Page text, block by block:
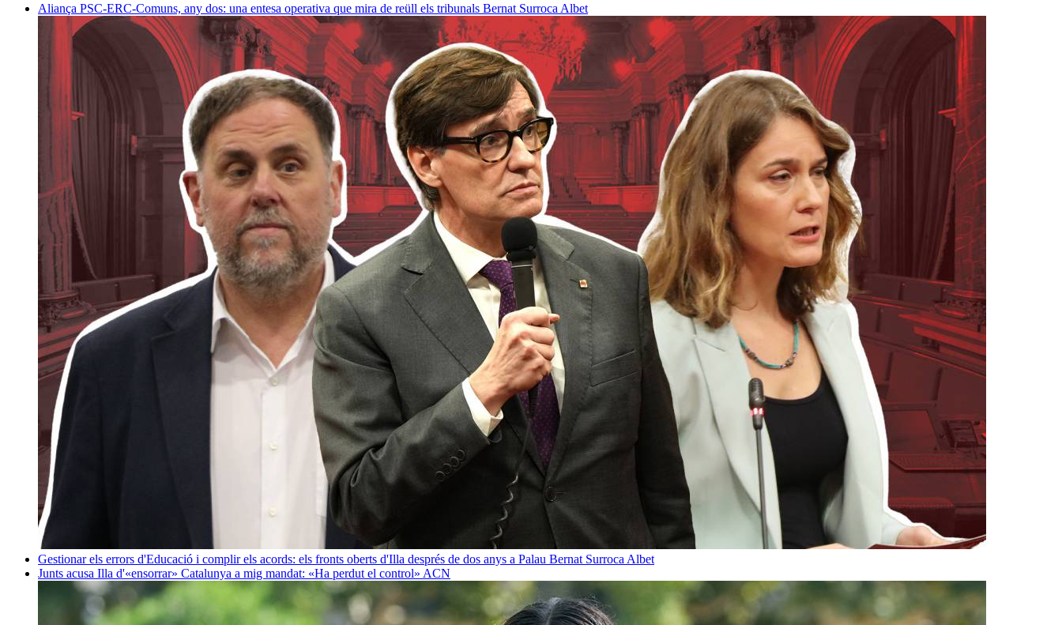
Aliança PSC-ERC-Comuns, any dos: una entesa operativa que mira de reüll els tribunals Bernat Surroca Albet
Gestionar els errors d'Educació i complir els acords: els fronts oberts d'Illa després de dos anys a Palau Bernat Surroca Albet
Junts acusa Illa d'«ensorrar» Catalunya a mig mandat: «Ha perdut el control» ACN